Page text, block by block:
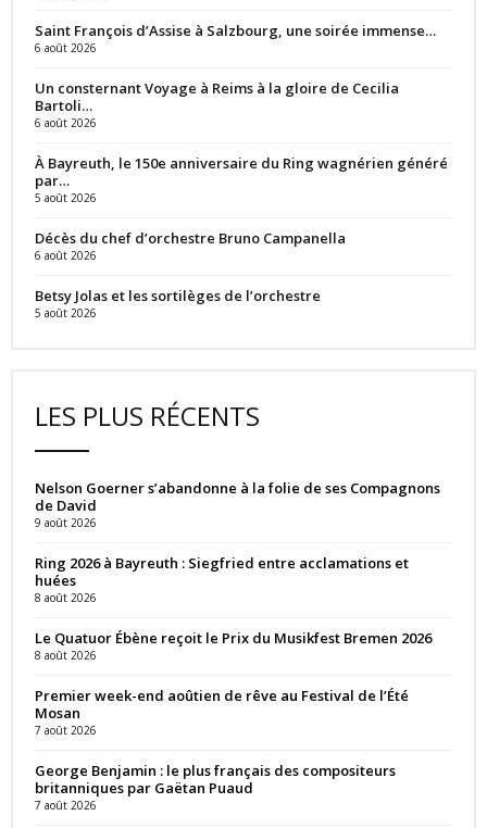
Saint François d’Assise à Salzbourg, une soirée immense…
6 août 2026
Un consternant Voyage à Reims à la gloire de Cecilia
Bartoli…
6 août 2026
À Bayreuth, le 150e anniversaire du Ring wagnérien généré
par…
5 août 2026
Décès du chef d’orchestre Bruno Campanella
6 août 2026
Betsy Jolas et les sortilèges de l’orchestre
5 août 2026
LES PLUS RÉCENTS
Nelson Goerner s’abandonne à la folie de ses Compagnons
de David
9 août 2026
Ring 2026 à Bayreuth : Siegfried entre acclamations et
huées
8 août 2026
Le Quatuor Ébène reçoit le Prix du Musikfest Bremen 2026
8 août 2026
Premier week-end aoûtien de rêve au Festival de l’Été
Mosan
7 août 2026
George Benjamin : le plus français des compositeurs
britanniques par Gaëtan Puaud
7 août 2026